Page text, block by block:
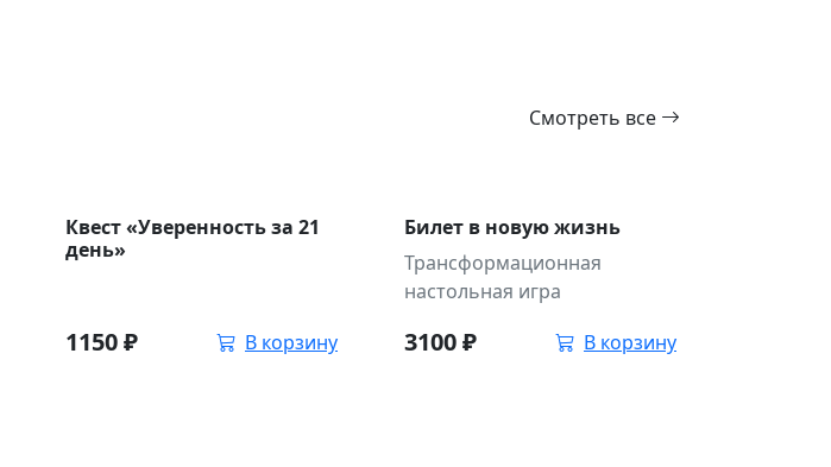
Смотреть все
Квест «Уверенность за 21
день»
1150₽ В корзину
Билет в новую жизнь
Трансформационная
настольная игра
3100₽ В корзину